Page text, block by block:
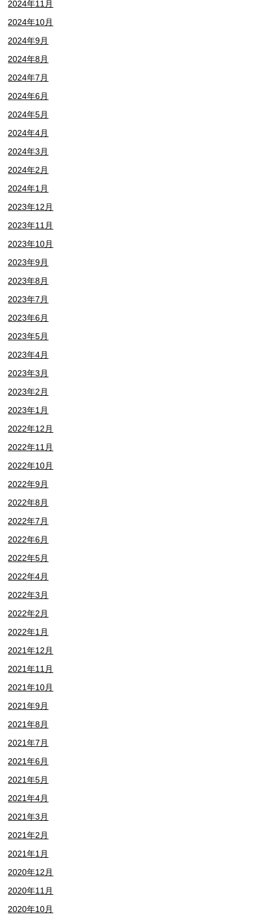
2024年11月
2024年10月
2024年9月
2024年8月
2024年7月
2024年6月
2024年5月
2024年4月
2024年3月
2024年2月
2024年1月
2023年12月
2023年11月
2023年10月
2023年9月
2023年8月
2023年7月
2023年6月
2023年5月
2023年4月
2023年3月
2023年2月
2023年1月
2022年12月
2022年11月
2022年10月
2022年9月
2022年8月
2022年7月
2022年6月
2022年5月
2022年4月
2022年3月
2022年2月
2022年1月
2021年12月
2021年11月
2021年10月
2021年9月
2021年8月
2021年7月
2021年6月
2021年5月
2021年4月
2021年3月
2021年2月
2021年1月
2020年12月
2020年11月
2020年10月